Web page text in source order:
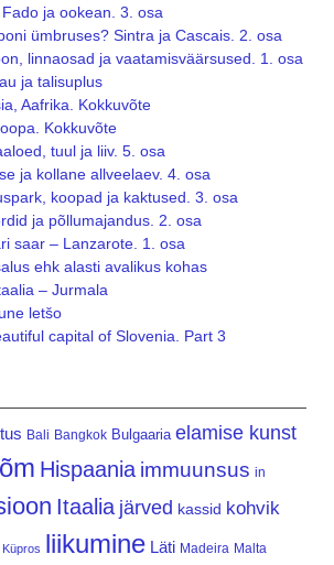
ja ookean. 3. osa
ümbruses? Sintra ja Cascais. 2. osa
linnaosad ja vaatamisväärsused. 1. osa
ja talisuplus
Aafrika. Kokkuvõte
Kokkuvõte
tuul ja liiv. 5. osa
ja kollane allveelaev. 4. osa
koopad ja kaktused. 3. osa
ja põllumajandus. 2. osa
saar – Lanzarote. 1. osa
ehk alasti avalikus kohas
– Jurmala
letšo
capital of Slovenia. Part 3
Bali Bangkok Bulgaaria elamise kunst
Hispaania immuunsus in
Itaalia järved kassid kohvik
Küpros liikumine Läti Madeira Malta